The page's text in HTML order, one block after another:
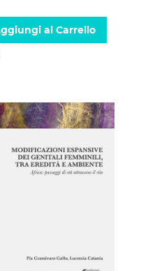
al Carrello
alla lista desideri